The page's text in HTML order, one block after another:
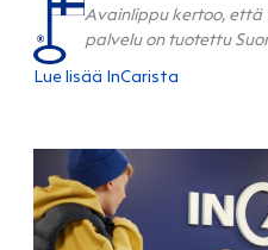
Avainlippu kertoo,
palvelu on tuotettu
Lue lisää InCarista